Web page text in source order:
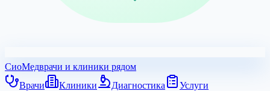
СиоМедврачи и клиники рядом
Врачи
Клиники Диагностика
Услуги